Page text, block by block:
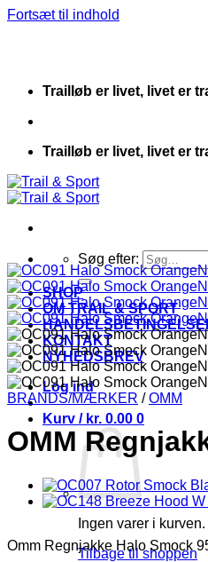
Fortsæt til indhold
Trailløb er livet, livet er
Trailløb er livet, livet er
Søg efter:
SHOP
OM TRAIL & SPORT
KONTAKT
NYHEDSBREV
Log ind
Kurv / kr. 0.00 0
Ingen varer i kurven.
Tilbage til shoppen
BRANDS/MÆRKER / OMM
OMM
Omm Regnjakke Halo Smock